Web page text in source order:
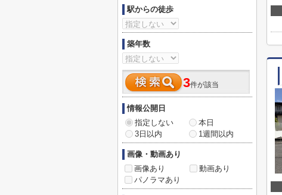
駅からの徒歩
築年数
3件が該当
情報公開日
指定しない
本日
3日以内
1週間以内
画像・動画あり
画像あり
動画あり
パノラマあり